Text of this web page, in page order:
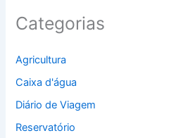
Categorias
Agricultura
Caixa d'água
Diário de Viagem
Reservatório